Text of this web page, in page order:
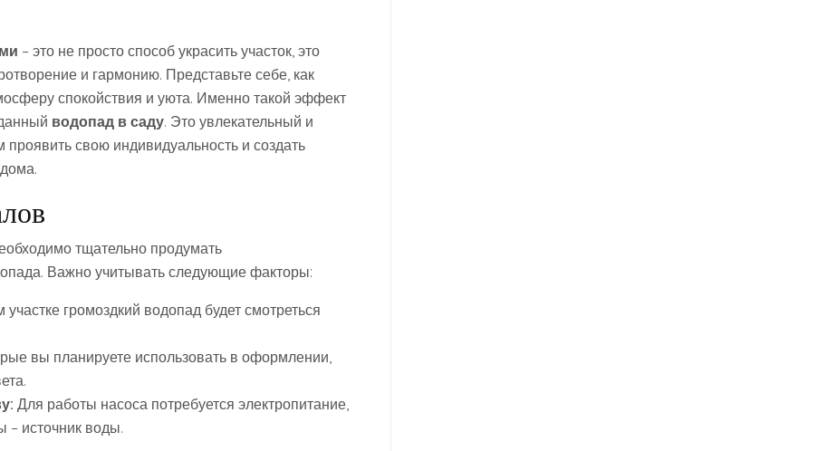
– это не просто способ украсить участок, это
и гармонию. Представьте себе, как
спокойствия и уюта. Именно такой эффект
водопад в саду. Это увлекательный и
свою индивидуальность и создать
тщательно продумать
Важно учитывать следующие факторы:
громоздкий водопад будет смотреться
вы планируете использовать в оформлении,
Для работы насоса потребуется электропитание,
– источник воды.